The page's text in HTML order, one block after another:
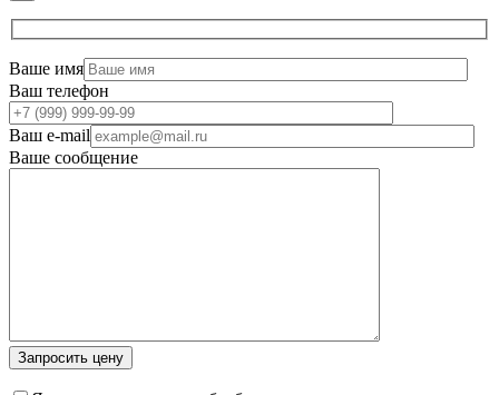
Ваше имя
Ваш телефон
Ваш e-mail
Ваше сообщение